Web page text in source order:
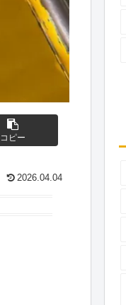
コピー
2026.04.04